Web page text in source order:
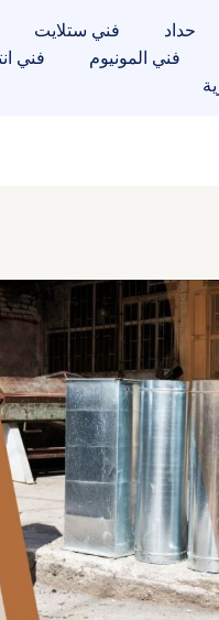
حداد فني ستلايت
فني المونيوم فني